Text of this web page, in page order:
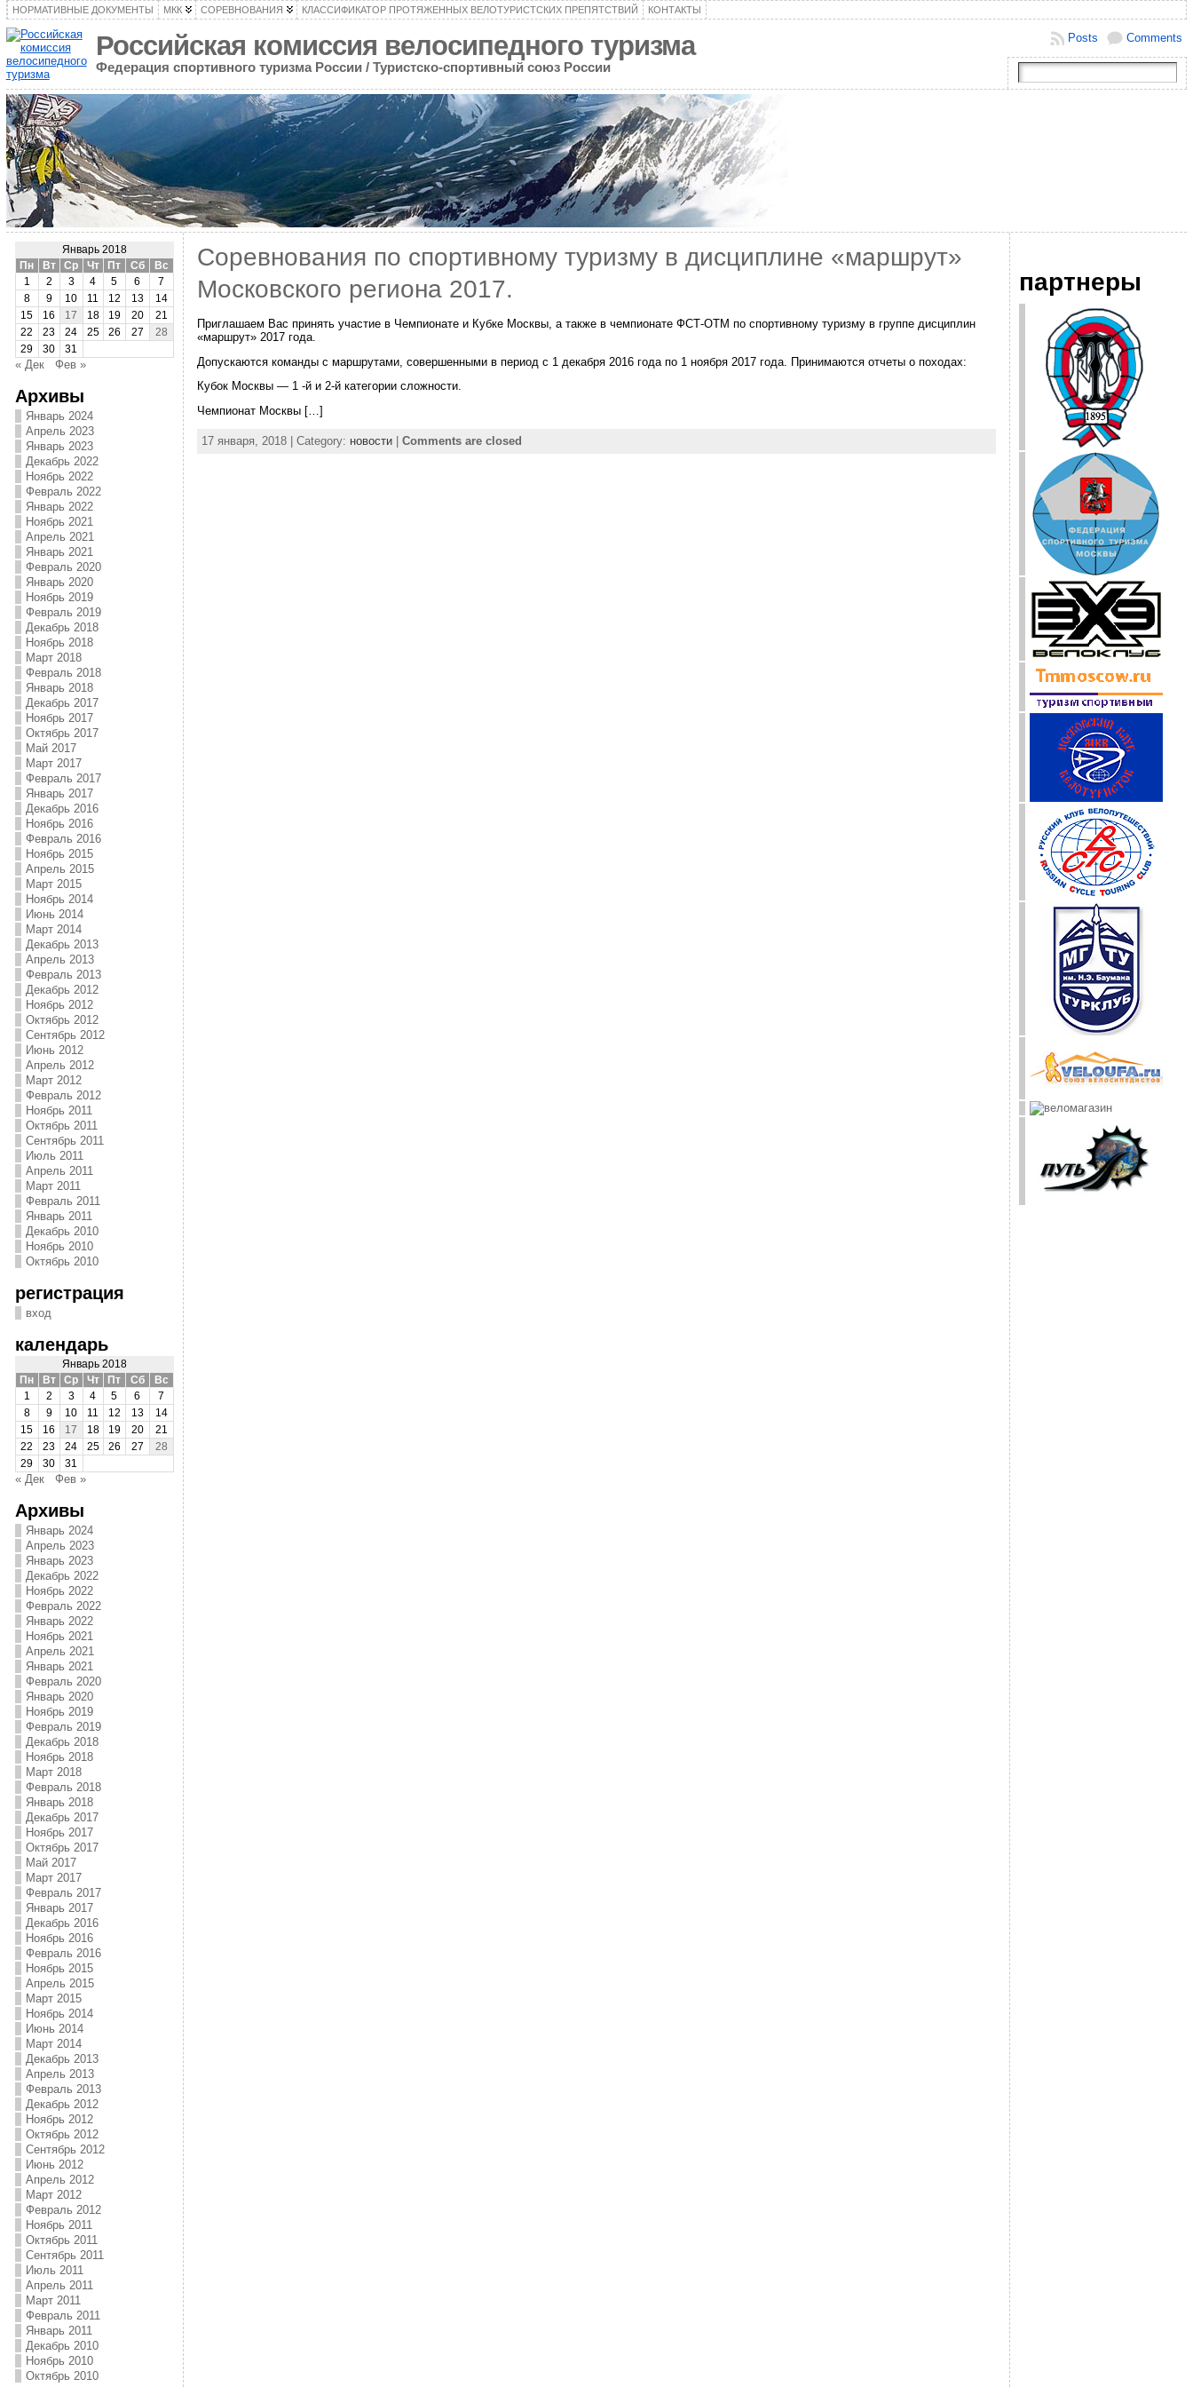
НОРМАТИВНЫЕ ДОКУМЕНТЫ МКК СОРЕВНОВАНИЯ КЛАССИФИКАТОР ПРОТЯЖЕННЫХ ВЕЛОТУРИСТСКИХ ПРЕПЯТСТВИЙ КОНТАКТЫ
Российская комиссия велосипедного туризма
Федерация спортивного туризма России / Туристско-спортивный союз России
Comments
Posts
Январь 2018
Пн
Вт Ср Чт Пт Сб
Вс
1
2 3 4 5 6
7
8
9 10 11 12 13
14
15
16 17 18 19 20
21
22
23 24 25 26 27
28
29
30 31
« Дек Фев »
Архивы
Январь 2024
Апрель 2023
Январь 2023
Декабрь 2022
Ноябрь 2022
Февраль 2022
Январь 2022
Ноябрь 2021
Апрель 2021
Январь 2021
Февраль 2020
Январь 2020
Ноябрь 2019
Февраль 2019
Декабрь 2018
Ноябрь 2018
Март 2018
Февраль 2018
Январь 2018
Декабрь 2017
Ноябрь 2017
Октябрь 2017
Май 2017
Март 2017
Февраль 2017
Январь 2017
Декабрь 2016
Ноябрь 2016
Февраль 2016
Ноябрь 2015
Апрель 2015
Март 2015
Ноябрь 2014
Июнь 2014
Март 2014
Декабрь 2013
Апрель 2013
Февраль 2013
Декабрь 2012
Ноябрь 2012
Октябрь 2012
Сентябрь 2012
Июнь 2012
Апрель 2012
Март 2012
Февраль 2012
Ноябрь 2011
Октябрь 2011
Сентябрь 2011
Июль 2011
Апрель 2011
Март 2011
Февраль 2011
Январь 2011
Декабрь 2010
Ноябрь 2010
Октябрь 2010
регистрация
вход
календарь
Январь 2018
Пн
Вт Ср Чт Пт Сб
Вс
1
2 3 4 5 6
7
8
9 10 11 12 13
14
15
16 17 18 19 20
21
22
23 24 25 26 27
28
29
30 31
« Дек Фев »
Архивы
Январь 2024
Апрель 2023
Январь 2023
Декабрь 2022
Ноябрь 2022
Февраль 2022
Январь 2022
Ноябрь 2021
Апрель 2021
Январь 2021
Февраль 2020
Январь 2020
Ноябрь 2019
Февраль 2019
Декабрь 2018
Ноябрь 2018
Март 2018
Февраль 2018
Январь 2018
Декабрь 2017
Ноябрь 2017
Октябрь 2017
Май 2017
Март 2017
Февраль 2017
Январь 2017
Декабрь 2016
Ноябрь 2016
Февраль 2016
Ноябрь 2015
Апрель 2015
Март 2015
Ноябрь 2014
Июнь 2014
Март 2014
Декабрь 2013
Апрель 2013
Февраль 2013
Декабрь 2012
Ноябрь 2012
Октябрь 2012
Сентябрь 2012
Июнь 2012
Апрель 2012
Март 2012
Февраль 2012
Ноябрь 2011
Октябрь 2011
Сентябрь 2011
Июль 2011
Апрель 2011
Март 2011
Февраль 2011
Январь 2011
Декабрь 2010
Ноябрь 2010
Октябрь 2010
Соревнования по спортивному туризму в дисциплине «маршрут»
Московского региона 2017.
Приглашаем Вас принять участие в Чемпионате и Кубке Москвы, а также в чемпионате ФСТ-ОТМ по спортивному туризму в группе дисциплин
«маршрут» 2017 года.
Допускаются команды с маршрутами, совершенными в период с 1 декабря 2016 года по 1 ноября 2017 года. Принимаются отчеты о походах:
Кубок Москвы — 1 -й и 2-й категории сложности.
Чемпионат Москвы […]
17 января, 2018 | Category: новости| Comments are closed
партнеры